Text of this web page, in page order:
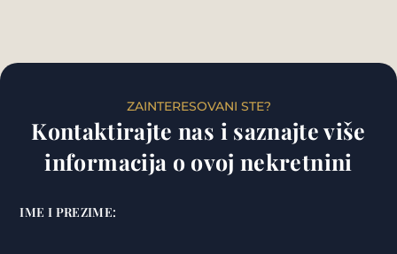
ZAINTERESOVANI STE?
Kontaktirajte nas i saznajte više
informacija o ovoj nekretnini
IME I PREZIME: